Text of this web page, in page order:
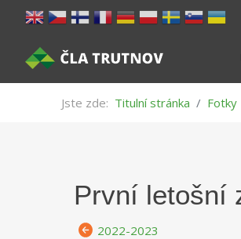
Jste zde: Titulní stránka Fotky
První letošní
2022-2023